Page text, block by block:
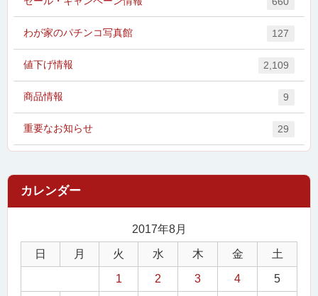
わが家のパチンコ写真館 127
値下げ情報 2,109
商品情報 9
重要なお知らせ 29
2017年8月
日 月 火 水 木 金 土
1 2 3 4 5